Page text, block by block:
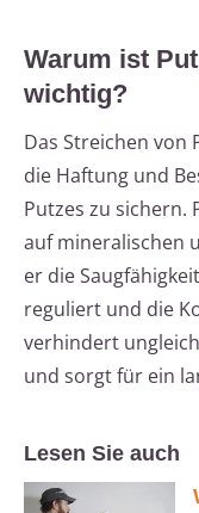
Warum ist
wichtig?
Das Streichen von
die Haftung und
Putzes zu sichern.
auf mineralischen
er die
reguliert und die
verhindert
und sorgt für ein
Lesen Sie auch